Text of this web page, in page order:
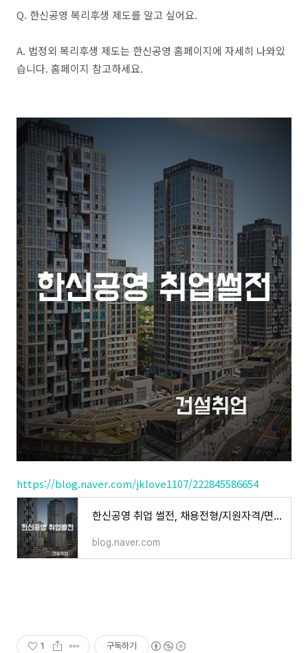
Q. 한신공영 복리후생 제도를 알고 싶어요.
A. 법정외 복리후생 제도는 한신공영 홈페이지에 자세히 나와있
습니다. 홈페이지 참고하세요.
https://blog.naver.com/jklove1107/222845586654
한신공영 취업 썰전, 채용전형/지원자격/면접/연봉/복리후생
blog.naver.com
1 구독하기